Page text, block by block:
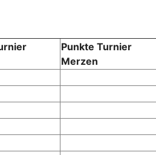
Punkte Turnier
Merzen